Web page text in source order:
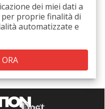
dei miei dati a
proprie finalità di
automatizzate e